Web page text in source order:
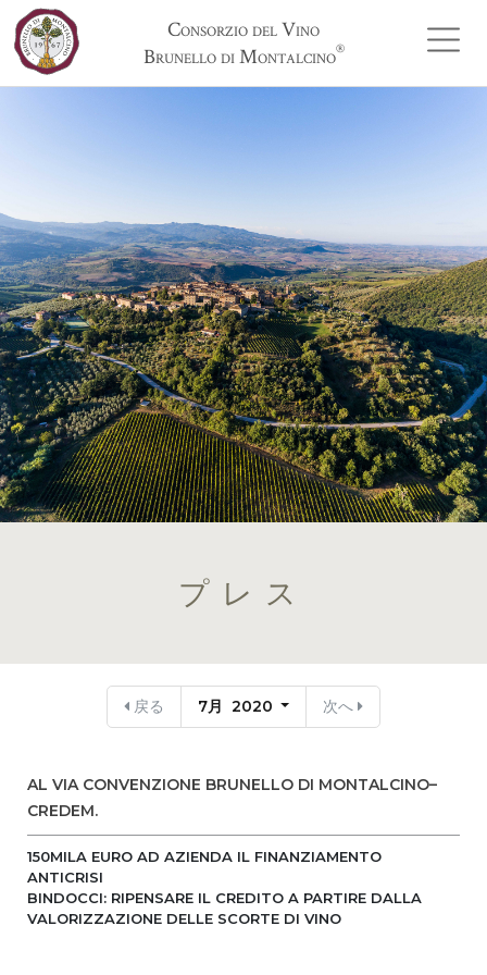
Consorzio del Vino
Brunello di Montalcino®
プレス
戻る 7月 2020 次へ
AL VIA CONVENZIONE BRUNELLO DI MONTALCINO–
CREDEM.
150MILA EURO AD AZIENDA IL FINANZIAMENTO
ANTICRISI
BINDOCCI: RIPENSARE IL CREDITO A PARTIRE DALLA
VALORIZZAZIONE DELLE SCORTE DI VINO